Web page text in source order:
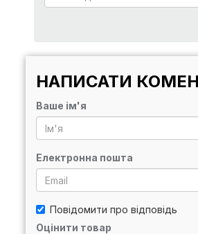
НАПИСАТИ
Ваше ім'я
Електронна пошта
Повідомити про відповідь
Оцінити товар